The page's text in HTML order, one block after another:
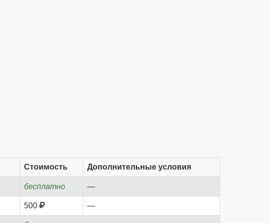
Стоимость Дополнительные условия
бесплатно —
500 —